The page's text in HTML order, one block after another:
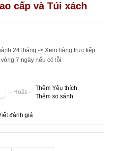
cấp và Túi xách
24 tháng -> Xem hàng trực tiếp
7 ngày nếu có lỗi
- Hoặc -
Thêm Yêu thích
Thêm so sánh
đánh giá